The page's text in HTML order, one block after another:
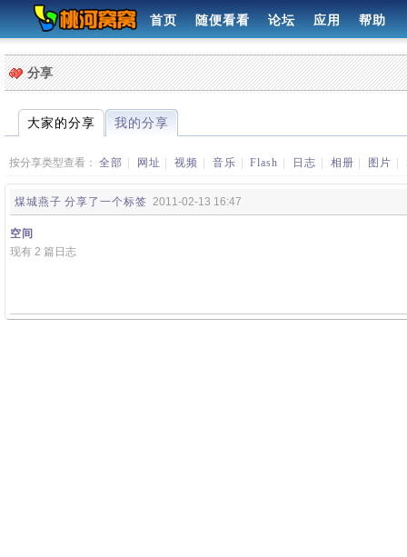
首页 随便看看 论坛 应用 帮助
分享
大家的分享 我的分享
按分享类型查看： 全部 网址 视频 音乐 Flash 日志 相册 图片
煤城燕子 分享了一个标签 2011-02-13 16:47
空间
现有 2 篇日志